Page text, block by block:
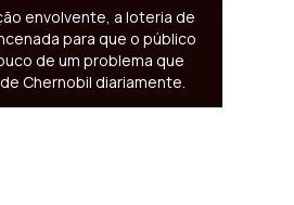
envolvente, a loteria de
para que o público
de um problema que
Chernobil diariamente.